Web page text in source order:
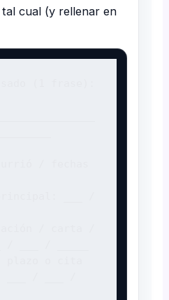
cual (y rellenar en